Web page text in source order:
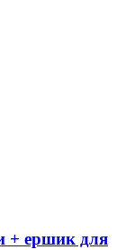
+ ершик для